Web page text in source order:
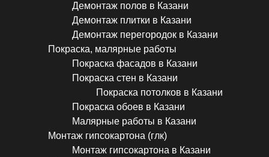
Демонтаж полов в Казани
Демонтаж плитки в Казани
Демонтаж перегородок в Казани
Покраска, малярные работы
Покраска фасадов в Казани
Покраска стен в Казани
Покраска потолков в Казани
Покраска обоев в Казани
Малярные работы в Казани
Монтаж гипсокартона (глк)
Монтаж гипсокартона в Казани